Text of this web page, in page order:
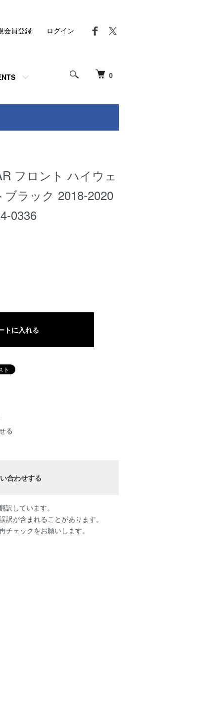
0
会員登録 ログイン
フロント ハイウェ
ラック 2018-2020
0336
トに入れる
る
合わせする
訳しています。
訳が含まれることがあります。
チェックをお願いします。